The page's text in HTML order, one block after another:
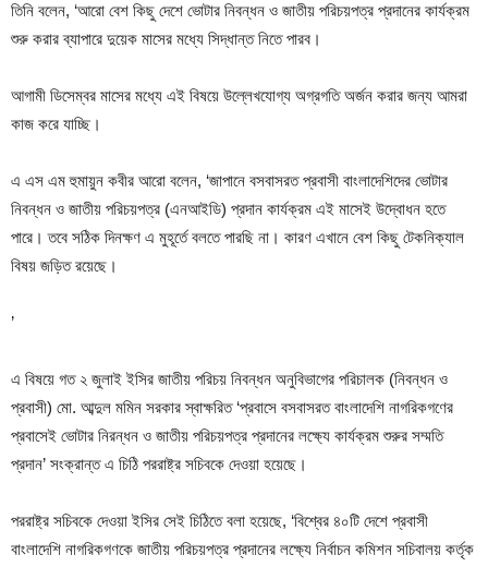
তিনি বলেন, ‘আরো বেশ কিছু দেশে ভোটার নিবন্ধন ও জাতীয় পরিচয়পত্র প্রদানের কার্যক্রম
শুরু করার ব্যাপারে দুয়েক মাসের মধ্যে সিদ্ধান্ত নিতে পারব।
আগামী ডিসেম্বর মাসের মধ্যে এই বিষয়ে উল্লেখযোগ্য অগ্রগতি অর্জন করার জন্য আমরা
কাজ করে যাচ্ছি।
এ এস এম হুমায়ুন কবীর আরো বলেন, ‘জাপানে বসবাসরত প্রবাসী বাংলাদেশিদের ভোটার
নিবন্ধন ও জাতীয় পরিচয়পত্র (এনআইডি) প্রদান কার্যক্রম এই মাসেই উদ্বোধন হতে
পারে। তবে সঠিক দিনক্ষণ এ মুহূর্তে বলতে পারছি না। কারণ এখানে বেশ কিছু টেকনিক্যাল
বিষয় জড়িত রয়েছে।
’
এ বিষয়ে গত ২ জুলাই ইসির জাতীয় পরিচয় নিবন্ধন অনুবিভাগের পরিচালক (নিবন্ধন ও
প্রবাসী) মো. আব্দুল মমিন সরকার স্বাক্ষরিত ‘প্রবাসে বসবাসরত বাংলাদেশি নাগরিকগণের
প্রবাসেই ভোটার নিরন্ধন ও জাতীয় পরিচয়পত্র প্রদানের লক্ষ্যে কার্যক্রম শুরুর সম্মতি
প্রদান’ সংক্রান্ত এ চিঠি পররাষ্ট্র সচিবকে দেওয়া হয়েছে।
পররাষ্ট্র সচিবকে দেওয়া ইসির সেই চিঠিতে বলা হয়েছে, ‘বিশ্বের ৪০টি দেশে প্রবাসী
বাংলাদেশি নাগরিকগণকে জাতীয় পরিচয়পত্র প্রদানের লক্ষ্যে নির্বাচন কমিশন সচিবালয় কর্তৃক